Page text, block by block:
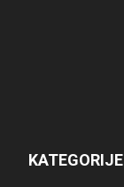
KATEGORIJE